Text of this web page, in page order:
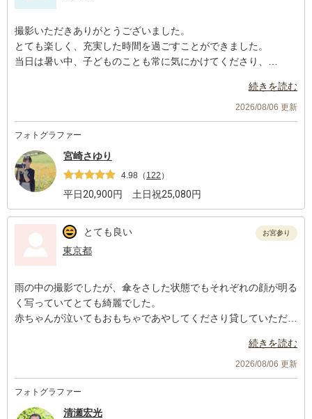
撮影いただきありがとうございました。
とても楽しく、充実した時間を過ごすことができました。
当日は暑い中、子どものことも常に気にかけてくださり、
着方が分からなかった産着も優しく着付けくださり、大変助かり
またお願いしたいと思いました。
続きを読む
2026/08/06 更新
フォトグラファー
宮崎さゆり
4.98 （ 122 ）
平日20,900円 土日祝25,080円
とても良い
東京都
お宮参り
雨の中の撮影でしたが、傘をさした状態でもそれぞれの顔が明る
く写っていてとても綺麗でした。
赤ちゃんが泣いてもおもちゃであやしてくださり貸していただい
続きを読む
2026/08/06 更新
フォトグラファー
清瀬宏光